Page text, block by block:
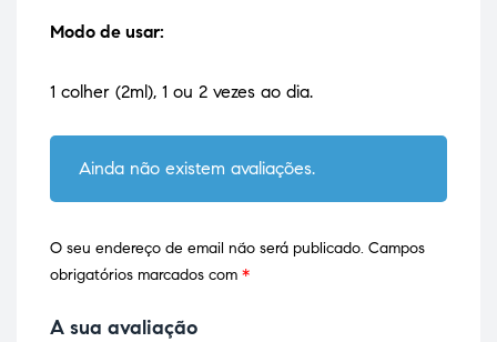
Modo de usar:
1 colher (2ml), 1 ou 2 vezes ao dia.
Ainda não existem avaliações.
O seu endereço de email não será publicado. Campos
obrigatórios marcados com *
A sua avaliação